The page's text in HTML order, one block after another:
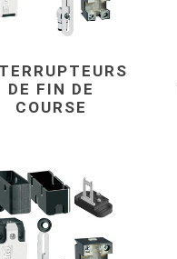
DE FIN DE
COURSE